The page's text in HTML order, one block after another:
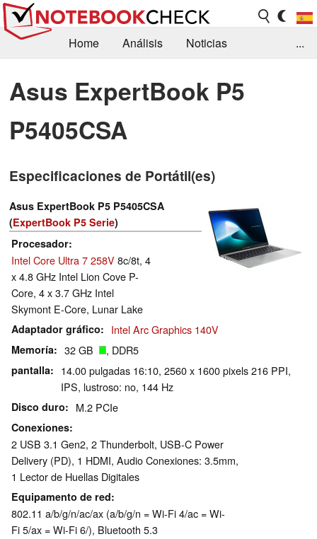
Home Análisis
Noticias
Orientación para la Compra
Busca
Contacto
...
Asus ExpertBook P5
P5405CSA
Especificaciones de Portátil(es)
Asus ExpertBook P5 P5405CSA
(ExpertBook P5 Serie)
Procesador
Intel Core Ultra 7 258V8c/8t, 4
x 4.8 GHz Intel Lion Cove P-
Core, 4 x 3.7 GHz Intel
Skymont E-Core, Lunar Lake
Adaptador gráfico Intel Arc Graphics 140V
Memoría 32 GB , DDR5
pantalla
14.00 pulgadas 16:10, 2560 x 1600 pixels 216 PPI,
IPS, lustroso: no, 144 Hz
Disco duro M.2 PCIe
Conexiones
2 USB 3.1 Gen2, 2 Thunderbolt, USB-C Power
Delivery (PD), 1 HDMI, Audio Conexiones: 3.5mm,
1 Lector de Huellas Digitales
Equipamento de red
802.11 a/b/g/n/ac/ax (a/b/g/n = Wi-Fi 4/ac = Wi-
Fi 5/ax = Wi-Fi 6/), Bluetooth 5.3